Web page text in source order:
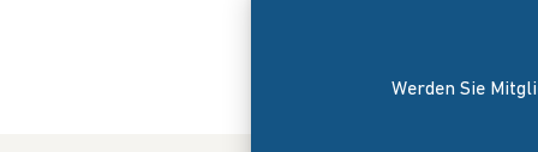
Werden Sie